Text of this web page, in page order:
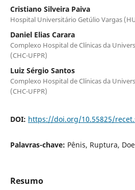
Cristiano Silveira Paiva
Hospital Universitário Getúlio Vargas
Daniel Elias Carara
Complexo Hospital de Clínicas da
(CHC-UFPR)
Luiz Sérgio Santos
Complexo Hospital de Clínicas da
(CHC-UFPR)
DOI: https://doi.org/10.55825/
Palavras-chave: Pênis, Ruptura,
Resumo